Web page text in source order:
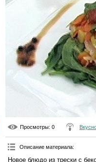
Просмотры: 0
Описание материала:
Новое блюдо из трески с